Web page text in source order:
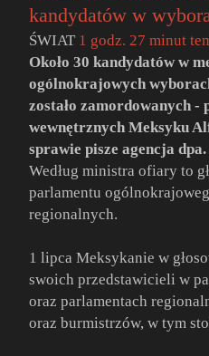
kandydatów w
ŚWIAT 1 godz. 27 minut
Około 30 kandydatów w
ogólnokrajowych
zostało zamordowanych -
wewnętrznych Meksyku
sprawie pisze agencja dpa.
Według ministra ofiary to
parlamentu
regionalnych.
1 lipca Meksykanie w
swoich przedstawicieli w
oraz parlamentach
oraz burmistrzów, w tym